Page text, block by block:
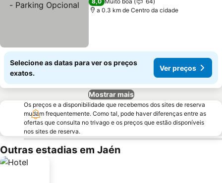
a 0.3 km de Centro da cidade
Selecione as datas para ver os preços
exatos.
Ver preços
Mostrar mais
Os preços e a disponibilidade que recebemos dos sites de reserva
mudam frequentemente. Como tal, pode haver diferenças entre as
ofertas que consulta no trivago e os preços que estão disponíveis
nos sites de reserva.
Outras estadias em Jaén